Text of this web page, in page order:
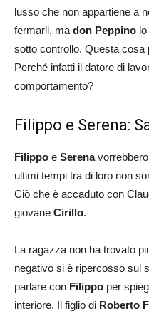
lusso che non appartiene a
fermarli, ma don Peppino
sotto controllo. Questa
Perché infatti il datore di
comportamento?
Filippo e Serena:
Filippo e Serena
ultimi tempi tra di loro non
Ciò che è accaduto con
giovane Cirillo.
La ragazza non ha trovato
negativo si è ripercosso sul
parlare con Filippo per
interiore. Il figlio di Roberto